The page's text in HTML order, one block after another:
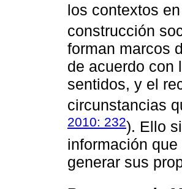
los contextos
construcción
forman marcos
de acuerdo con
sentidos, y el
circunstancias
2010: 232). Ello
información
generar sus